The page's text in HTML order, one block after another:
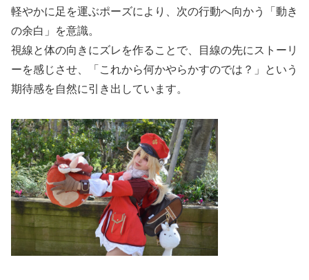
軽やかに足を運ぶポーズにより、次の行動へ向かう「動き
の余白」を意識。
視線と体の向きにズレを作ることで、目線の先にストーリ
ーを感じさせ、「これから何かやらかすのでは？」という
期待感を自然に引き出しています。